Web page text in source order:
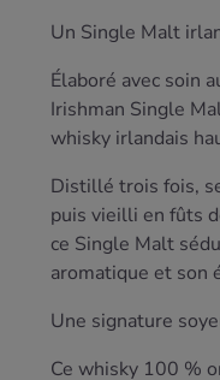
Un Single Malt
Élaboré avec soin
Irishman Single
whisky irlandais
Distillé trois fois,
puis vieilli en fûts
ce Single Malt
aromatique et son
Une signature
Ce whisky 100 %